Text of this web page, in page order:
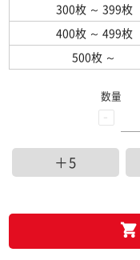
300枚 ～ 399枚
400枚 ～ 499枚
500枚 ～
-
数量
＋5